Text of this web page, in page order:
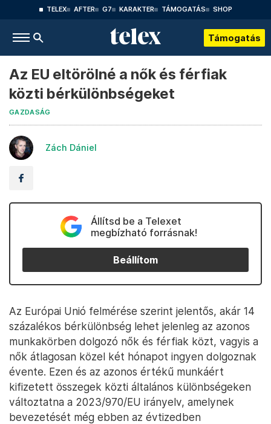
TELEX AFTER G7 KARAKTER TÁMOGATÁS SHOP
Támogatás
Az EU eltörölné a nők és férfiak
közti bérkülönbségeket
GAZDASÁG
Zách Dániel
Állítsd be a Telexet
megbízható forrásnak!
Beállítom
Az Európai Unió felmérése szerint jelentős, akár 14
százalékos bérkülönbség lehet jelenleg az azonos
munkakörben dolgozó nők és férfiak közt, vagyis a
nők átlagosan közel két hónapot ingyen dolgoznak
évente. Ezen és az azonos értékű munkáért
kifizetett összegek közti általános különbségeken
változtatna a 2023/970/EU irányelv, amelynek
bevezetését még ebben az évtizedben